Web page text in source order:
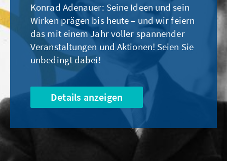
Konrad Adenauer: Seine Ideen und sein
Wirken prägen bis heute – und wir feiern
das mit einem Jahr voller spannender
Veranstaltungen und Aktionen! Seien Sie
unbedingt dabei!
Details anzeigen